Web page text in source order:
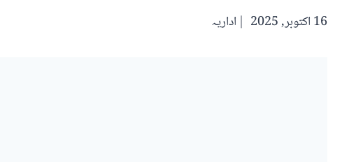
16 اکتوبر, 2025 اداریہ